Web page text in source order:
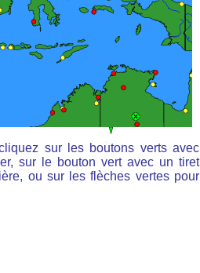
sur les boutons verts avec
sur le bouton vert avec un tiret
ou sur les flèches vertes pour